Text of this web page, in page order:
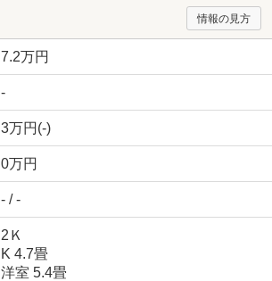
情報の見方
7.2万円
-
3万円(-)
0万円
- / -
2Ｋ
K 4.7畳
洋室 5.4畳